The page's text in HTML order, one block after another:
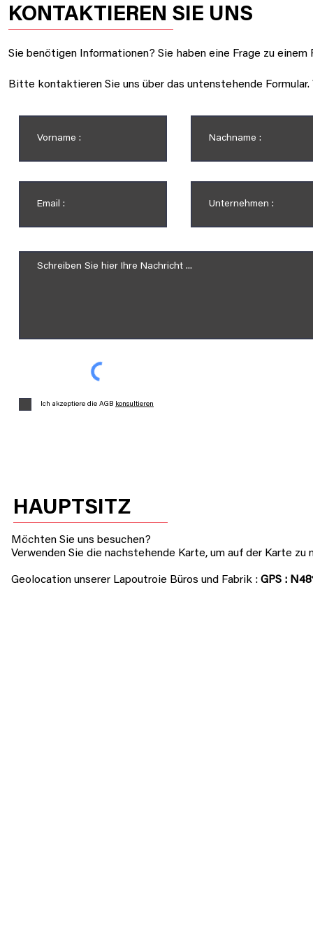
KONTAKTIEREN SIE UNS
Sie benötigen Informationen? Sie haben eine Frage zu einem
Bitte kontaktieren Sie uns über das untenstehende
Ich akzeptiere die AGB konsultieren
HAUPTSITZ
Möchten Sie uns besuchen?
Verwenden Sie die nachstehende Karte, um auf der Karte zu
Geolocation unserer Lapoutroie Büros und Fabrik : GPS :